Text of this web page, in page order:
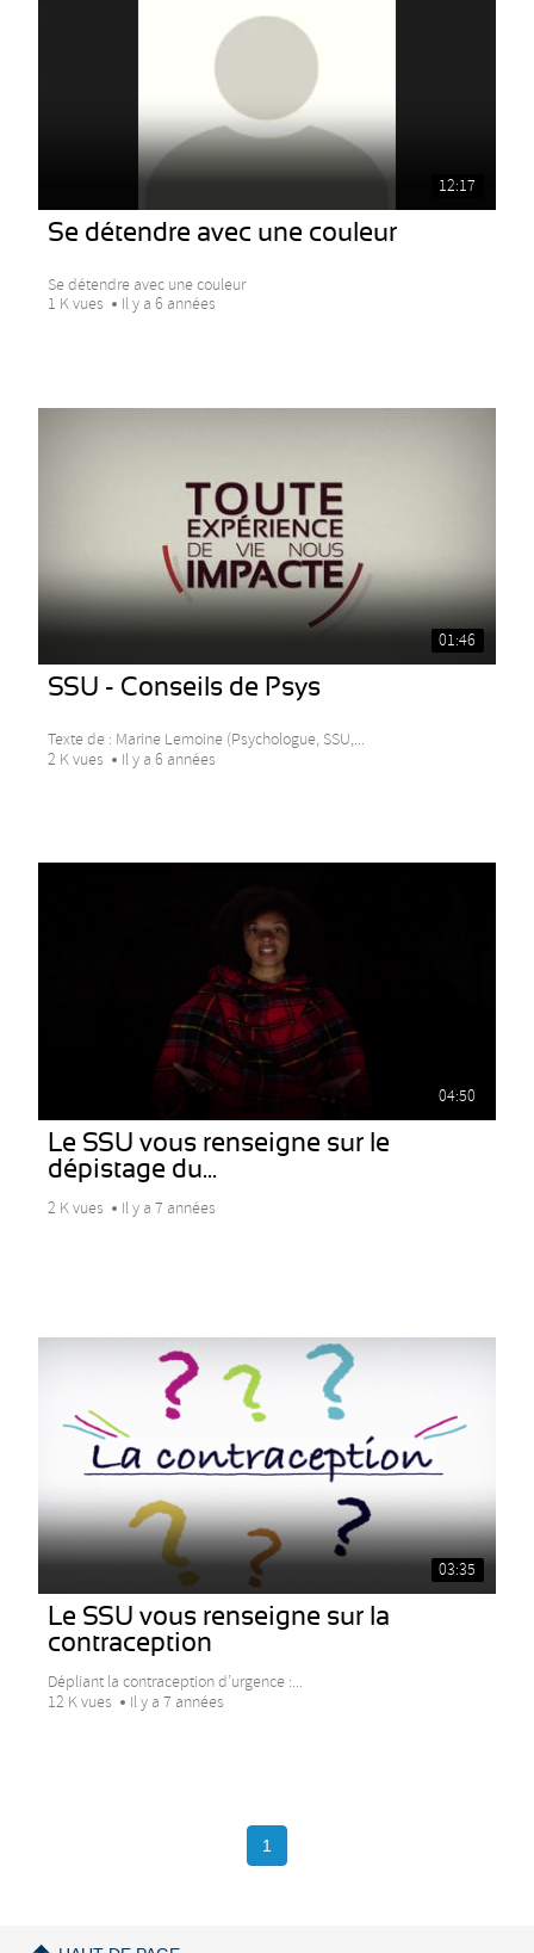
12:17
Se détendre avec une couleur
Se détendre avec une couleur
1 K vues
Il y a 6 années
01:46
SSU - Conseils de Psys
Texte de : Marine Lemoine (Psychologue, SSU,...
2 K vues
Il y a 6 années
04:50
Le SSU vous renseigne sur le
dépistage du...
2 K vues Il y a 7 années
03:35
Le SSU vous renseigne sur la
contraception
Dépliant la contraception d’urgence :...
12 K vues
Il y a 7 années
1